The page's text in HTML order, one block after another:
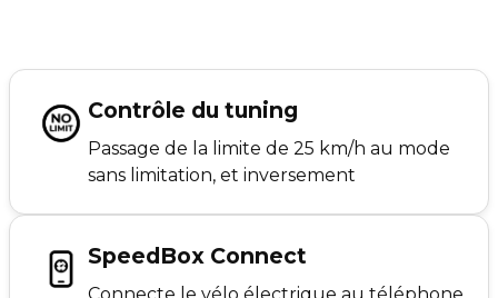
Contrôle du tuning
Passage de la limite de 25 km/h au mode
sans limitation, et inversement
SpeedBox Connect